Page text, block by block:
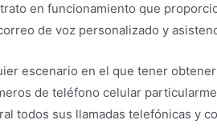
en funcionamiento que
de voz personalizado y
escenario en el que tener
de teléfono celular
todos sus llamadas telefónicas y